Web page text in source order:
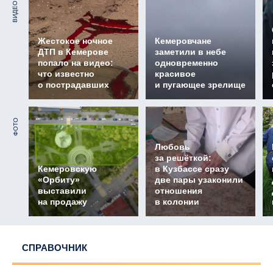
ВИДЕО
Жестокое ночное
ДТП в Кемерове
попало на видео:
что известно
о пострадавших
Кемеровчане
заметили в небе
одновременно
красивое
и пугающее зрелище
ФОТО
Кемеровскую
«Орбиту»
выставили
на продажу
Любовь
за решёткой:
в Кузбассе сразу
две пары узаконили
отношения
в колонии
СПРАВОЧНИК